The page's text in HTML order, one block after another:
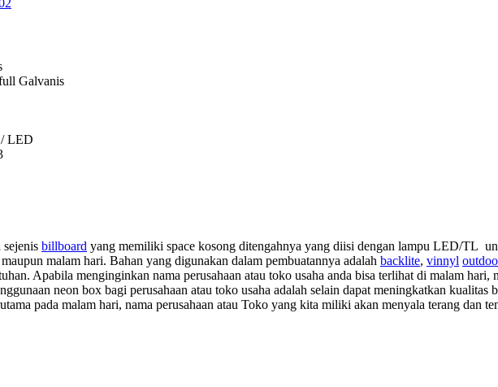
Galvanis
/ LED
billboard yang memiliki space kosong ditengahnya yang diisi dengan lampu LED/TL
malam hari. Bahan yang digunakan dalam pembuatannya adalah backlite, vinnyl
Apabila menginginkan nama perusahaan atau toko usaha anda bisa terlihat di malam
neon box bagi perusahaan atau toko usaha adalah selain dapat meningkatkan kualitas
pada malam hari, nama perusahaan atau Toko yang kita miliki akan menyala terang dan